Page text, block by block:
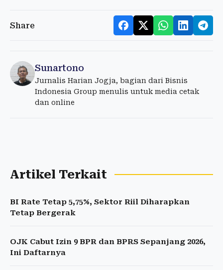
Share
Sunartono
Jurnalis Harian Jogja, bagian dari Bisnis
Indonesia Group menulis untuk media cetak
dan online
Artikel Terkait
BI Rate Tetap 5,75%, Sektor Riil Diharapkan
Tetap Bergerak
OJK Cabut Izin 9 BPR dan BPRS Sepanjang 2026,
Ini Daftarnya